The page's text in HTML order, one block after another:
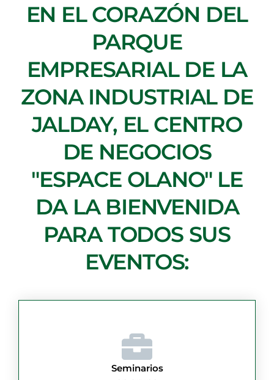
EN EL CORAZÓN DEL
PARQUE
EMPRESARIAL DE LA
ZONA INDUSTRIAL DE
JALDAY, EL CENTRO
DE NEGOCIOS
"ESPACE OLANO" LE
DA LA BIENVENIDA
PARA TODOS SUS
EVENTOS:
Seminarios